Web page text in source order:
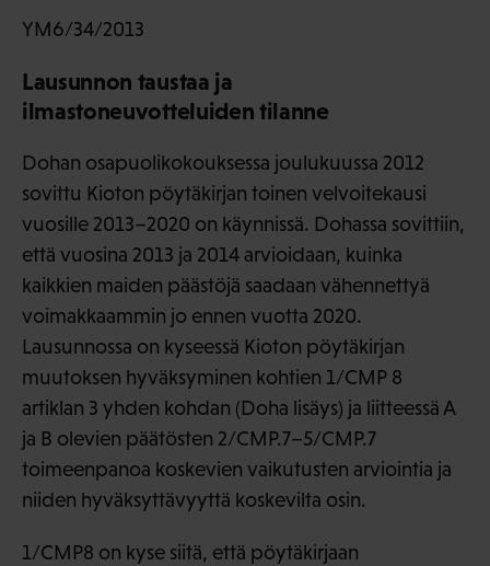
YM6/34/2013
Lausunnon taustaa ja
ilmastoneuvotteluiden tilanne
Dohan osapuolikokouksessa joulukuussa 2012
sovittu Kioton pöytäkirjan toinen velvoitekausi
vuosille 2013–2020 on käynnissä. Dohassa sovittiin,
että vuosina 2013 ja 2014 arvioidaan, kuinka
kaikkien maiden päästöjä saadaan vähennettyä
voimakkaammin jo ennen vuotta 2020.
Lausunnossa on kyseessä Kioton pöytäkirjan
muutoksen hyväksyminen kohtien 1/CMP 8
artiklan 3 yhden kohdan (Doha lisäys) ja liitteessä A
ja B olevien päätösten 2/CMP.7–5/CMP.7
toimeenpanoa koskevien vaikutusten arviointia ja
niiden hyväksyttävyyttä koskevilta osin.
1/CMP8 on kyse siitä, että pöytäkirjaan